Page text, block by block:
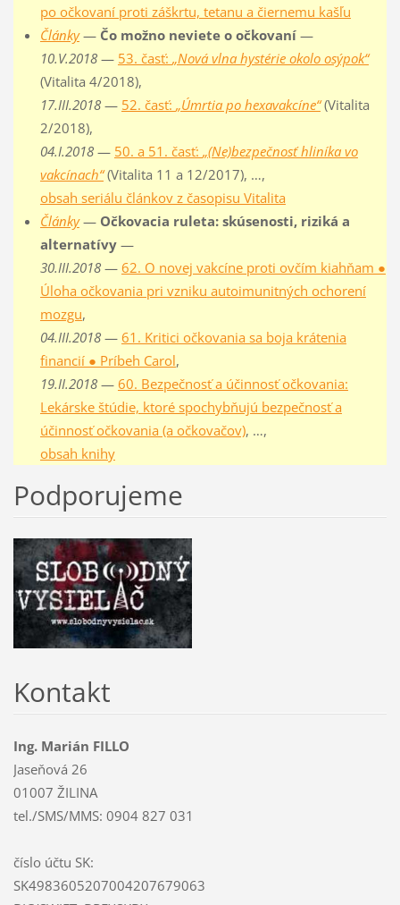
po očkovaní proti záškrtu, tetanu a čiernemu kašľu
Články— Čo možno neviete o očkovaní—
10.V.2018— 53. časť: „Nová vlna hystérie okolo osýpok“
(Vitalita 4/2018),
17.III.2018— 52. časť: „Úmrtia po hexavakcíne“(Vitalita
2/2018),
04.I.2018— 50. a 51. časť: „(Ne)bezpečnosť hliníka vo
vakcínach“(Vitalita 11 a 12/2017), …,
obsah seriálu článkov z časopisu Vitalita
Články— Očkovacia ruleta: skúsenosti, riziká a
alternatívy—
30.III.2018— 62. O novej vakcíne proti ovčím kiahňam ●
Úloha očkovania pri vzniku autoimunitných ochorení
mozgu,
04.III.2018— 61. Kritici očkovania sa boja krátenia
financií ● Príbeh Carol,
19.II.2018— 60. Bezpečnosť a účinnosť očkovania:
Lekárske štúdie, ktoré spochybňujú bezpečnosť a
účinnosť očkovania (a očkovačov), …,
obsah knihy
Podporujeme
Kontakt
Ing. Marián FILLO
Jaseňová 26
01007 ŽILINA
tel./SMS/MMS: 0904 827 031
číslo účtu SK:
SK4983605207004207679063